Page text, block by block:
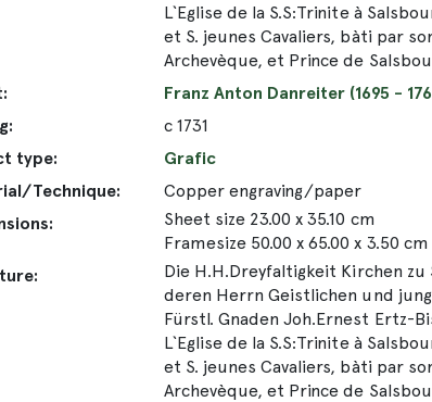
L`Eglise de la S.S:Trinite à
et S. jeunes Cavaliers, bàti par
Archevèque, et Prince de
Franz Anton Danreiter (1695 -
c 1731
type:
Grafic
Technique:
Copper engraving/paper
Sheet size 23.00 x 35.10 cm
Framesize 50.00 x 65.00 x 3.50 cm
Die H.H.Dreyfaltigkeit Kirchen
deren Herrn Geistlichen und
Fürstl. Gnaden Joh.Ernest Ertz-
L`Eglise de la S.S:Trinite à
et S. jeunes Cavaliers, bàti par
Archevèque, et Prince de